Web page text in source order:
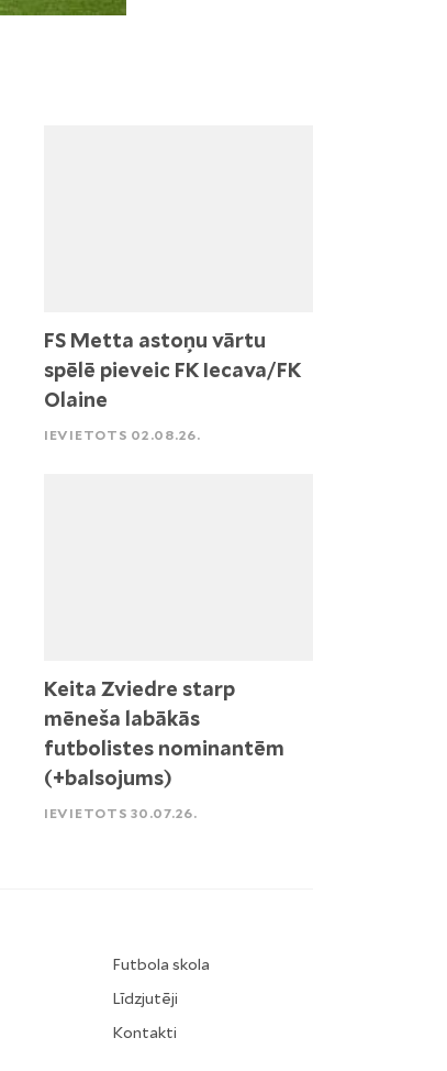
FS Metta astoņu vārtu
spēlē pieveic FK Iecava/FK
Olaine
IEVIETOTS 02.08.26.
Keita Zviedre starp
mēneša labākās
futbolistes nominantēm
(+balsojums)
IEVIETOTS 30.07.26.
Futbola skola
Līdzjutēji
Kontakti